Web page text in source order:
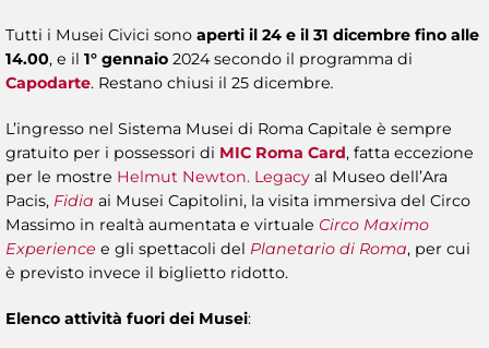
Tutti i Musei Civici sono aperti il 24 e il 31 dicembre fino alle
14.00, e il 1° gennaio 2024 secondo il programma di
Capodarte. Restano chiusi il 25 dicembre.
L’ingresso nel Sistema Musei di Roma Capitale è sempre
gratuito per i possessori di MIC Roma Card, fatta eccezione
per le mostre Helmut Newton. Legacy al Museo dell’Ara
Pacis, Fidia ai Musei Capitolini, la visita immersiva del Circo
Massimo in realtà aumentata e virtuale Circo Maximo
Experience e gli spettacoli del Planetario di Roma, per cui
è previsto invece il biglietto ridotto.
Elenco attività fuori dei Musei: